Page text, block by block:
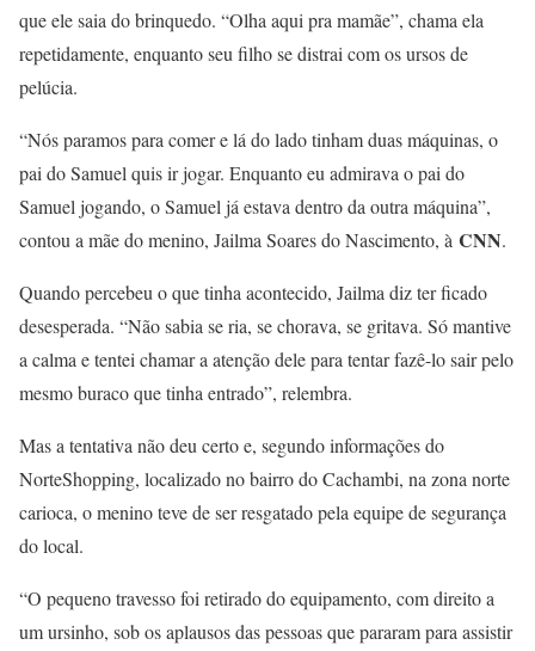
que ele saia do brinquedo. “Olha aqui pra mamãe”, chama ela
repetidamente, enquanto seu filho se distrai com os ursos de
pelúcia.
“Nós paramos para comer e lá do lado tinham duas máquinas, o
pai do Samuel quis ir jogar. Enquanto eu admirava o pai do
Samuel jogando, o Samuel já estava dentro da outra máquina”,
contou a mãe do menino, Jailma Soares do Nascimento, à CNN.
Quando percebeu o que tinha acontecido, Jailma diz ter ficado
desesperada. “Não sabia se ria, se chorava, se gritava. Só mantive
a calma e tentei chamar a atenção dele para tentar fazê-lo sair pelo
mesmo buraco que tinha entrado”, relembra.
Mas a tentativa não deu certo e, segundo informações do
NorteShopping, localizado no bairro do Cachambi, na zona norte
carioca, o menino teve de ser resgatado pela equipe de segurança
do local.
“O pequeno travesso foi retirado do equipamento, com direito a
um ursinho, sob os aplausos das pessoas que pararam para assistir